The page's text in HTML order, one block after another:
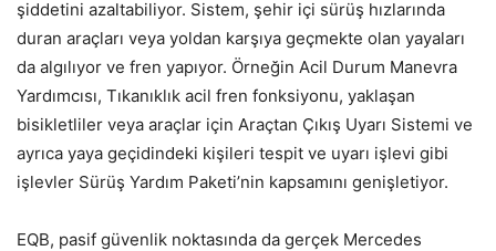
şiddetini azaltabiliyor. Sistem, şehir içi sürüş hızlarında
duran araçları veya yoldan karşıya geçmekte olan yayaları
da algılıyor ve fren yapıyor. Örneğin Acil Durum Manevra
Yardımcısı, Tıkanıklık acil fren fonksiyonu, yaklaşan
bisikletliler veya araçlar için Araçtan Çıkış Uyarı Sistemi ve
ayrıca yaya geçidindeki kişileri tespit ve uyarı işlevi gibi
işlevler Sürüş Yardım Paketi’nin kapsamını genişletiyor.
EQB, pasif güvenlik noktasında da gerçek Mercedes